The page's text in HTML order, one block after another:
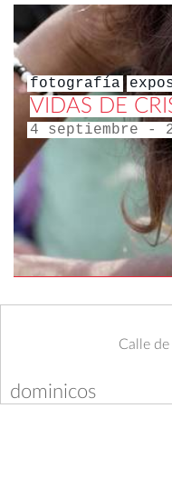
fotografía
VIDAS DE
4 septiembre -
dominicos
Calle